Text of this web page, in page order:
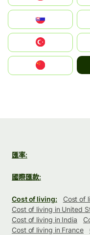
United States
中國香港特別行政區
匯率:
國際匯款:
Cost of living:
Cost of
Cost of living in United
Cost of living in India
Cost of living in France